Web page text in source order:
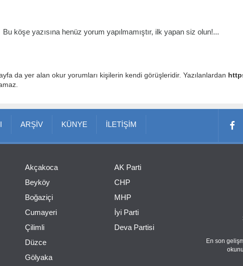
Bu köşe yazısına henüz yorum yapılmamıştır, ilk yapan siz olun!...
da yer alan okur yorumları kişilerin kendi görüşleridir. Yazılanlardan
ARŞİV KÜNYE İLETİŞİM
Akçakoca
Beyköy
Boğaziçi
Cumayeri
Çilimli
Düzce
Gölyaka
AK Parti
CHP
MHP
İyi Parti
Deva Partisi
En son